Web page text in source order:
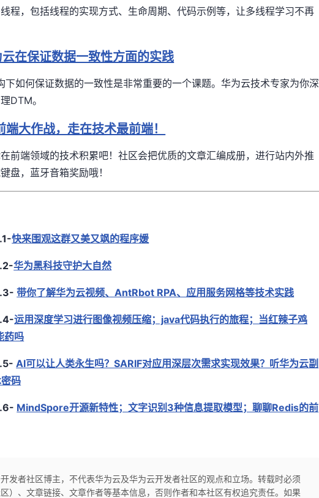
程，包括线程的实现方式、生命周期、代码示例等，让多线程学习不再
在保证数据一致性方面的实践
下如何保证数据的一致性是非常重要的一个课题。华为云技术专家为你深
DTM。
端大作战，走在技术最前端！
前端领域的技术积累吧！社区会把优质的文章汇编成册，进行站内外推
盘，蓝牙音箱奖励哦！
-快来围观这群又美又飒的程序媛
华为黑科技守护大自然
带你了解华为云视频、AntRbot RPA、应用服务网格等技术实践
运用深度学习进行图像视频压缩；java代码执行的旅程；当红辣子鸡
药吗
AI可以让人类永生吗？SARIF对应用深层次需求实现效果？听华为云副
码
MindSpore开源新特性；文字识别3种信息提取模型；聊聊Redis的前
开发者社区博主，不代表华为云及华为云开发者社区的观点和立场。转载时必须
）、文章链接、文章作者等基本信息，否则作者和本社区有权追究责任。如果